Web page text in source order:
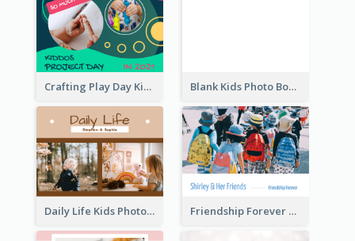
Crafting Play Day Kids Photo Book Blank Kids Photo Book
Daily Life Kids Photo Book Friendship Forever Photo Book